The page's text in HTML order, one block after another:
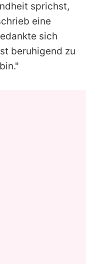
sprichst,
eine
sich
beruhigend zu